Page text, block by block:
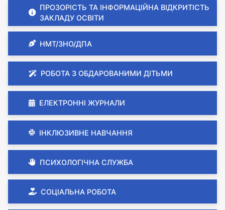
ПРОЗОРІСТЬ ТА ІНФОРМАЦІЙНА ВІДКРИТІСТЬ
ЗАКЛАДУ ОСВІТИ
НМТ/ЗНО/ДПА
РОБОТА З ОБДАРОВАНИМИ ДІТЬМИ
ЕЛЕКТРОННІ ЖУРНАЛИ
ІНКЛЮЗИВНЕ НАВЧАННЯ
ПСИХОЛОГІЧНА СЛУЖБА
СОЦІАЛЬНА РОБОТА